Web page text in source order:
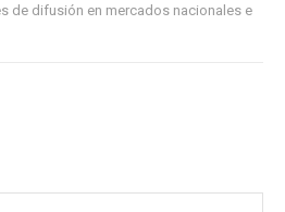
de difusión en mercados nacionales e